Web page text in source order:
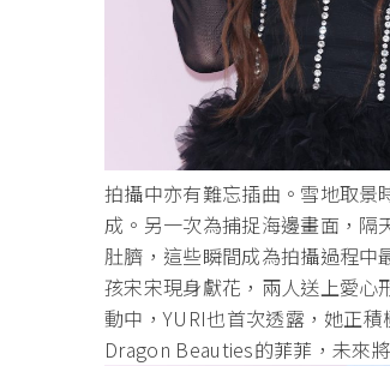
拍攝中亦有難忘插曲。雪地取景
成。另一次為捕捉海邊畫面，
肚臍，這些瞬間成為拍攝過程中
孩宋宋現身獻花，兩人送上愛心
動中，YURI也首次透露，她正
Dragon Beauties的菲菲，未來